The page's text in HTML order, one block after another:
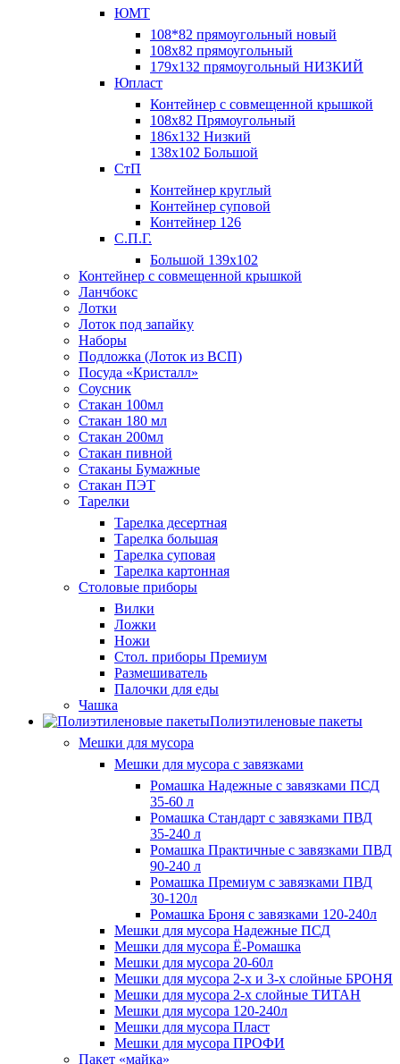
ЮМТ
108*82 прямоугольный новый
108х82 прямоугольный
179х132 прямоугольный НИЗКИЙ
Юпласт
Контейнер с совмещенной крышкой
108х82 Прямоугольный
186х132 Низкий
138х102 Большой
СтП
Контейнер круглый
Контейнер суповой
Контейнер 126
С.П.Г.
Большой 139х102
Контейнер с совмещенной крышкой
Ланчбокс
Лотки
Лоток под запайку
Наборы
Подложка (Лоток из ВСП)
Посуда «Кристалл»
Соусник
Стакан 100мл
Стакан 180 мл
Стакан 200мл
Стакан пивной
Стаканы Бумажные
Стакан ПЭТ
Тарелки
Тарелка десертная
Тарелка большая
Тарелка суповая
Тарелка картонная
Столовые приборы
Вилки
Ложки
Ножи
Стол. приборы Премиум
Размешиватель
Палочки для еды
Чашка
Полиэтиленовые пакеты
Мешки для мусора
Мешки для мусора с завязками
Ромашка Надежные с завязками ПСД
35-60 л
Ромашка Стандарт с завязками ПВД
35-240 л
Ромашка Практичные с завязками ПВД
90-240 л
Ромашка Премиум с завязками ПВД
30-120л
Ромашка Броня с завязками 120-240л
Мешки для мусора Надежные ПСД
Мешки для мусора Ё-Ромашка
Мешки для мусора 20-60л
Мешки для мусора 2-х и 3-х слойные БРОНЯ
Мешки для мусора 2-х слойные ТИТАН
Мешки для мусора 120-240л
Мешки для мусора Пласт
Мешки для мусора ПРОФИ
Пакет «майка»